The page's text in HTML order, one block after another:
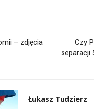
– zdjęcia
Czy
separacji
Łukasz Tudzierz